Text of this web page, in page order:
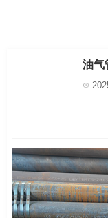
油气